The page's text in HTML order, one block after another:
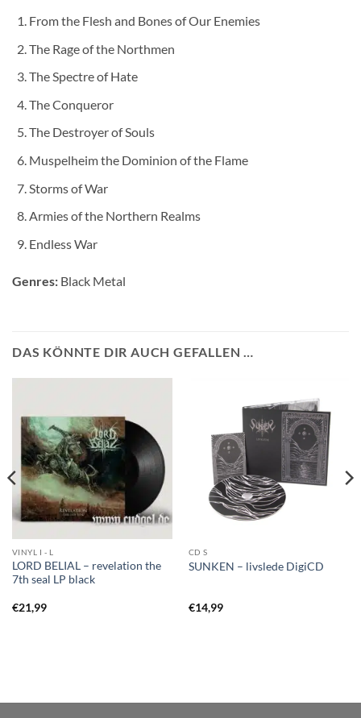
From the Flesh and Bones of Our Enemies
The Rage of the Northmen
The Spectre of Hate
The Conqueror
The Destroyer of Souls
Muspelheim the Dominion of the Flame
Storms of War
Armies of the Northern Realms
Endless War
Genres: Black Metal
DAS KÖNNTE DIR AUCH GEFALLEN …
VINYL I - L
LORD BELIAL – revelation the
7th seal LP black
€21,99
CD S
SUNKEN – livslede DigiCD
€14,99